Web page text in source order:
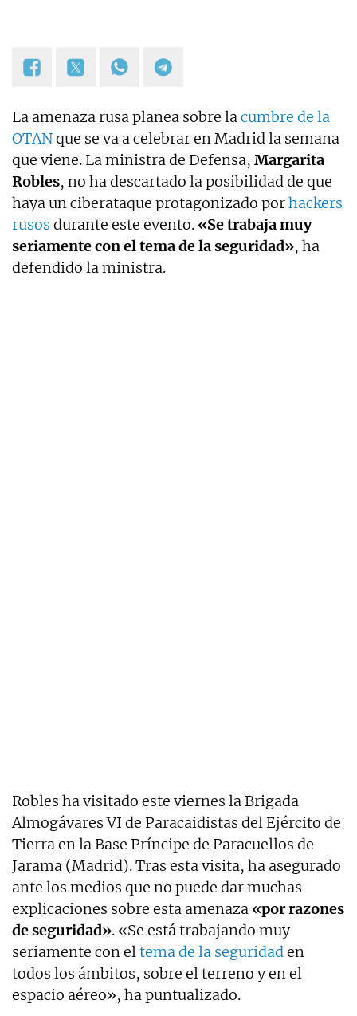
La amenaza rusa planea sobre lacumbre de la
OTANque se va a celebrar en Madrid la semana
que viene. La ministra de Defensa, Margarita
Robles, no ha descartado la posibilidad de que
haya un ciberataque protagonizado porhackers
rusos durante este evento. «Se trabaja muy
seriamente con el tema de la seguridad», ha
defendido la ministra.
Robles ha visitado este viernes la Brigada
Almogávares VI de Paracaidistas del Ejército de
Tierra en la Base Príncipe de Paracuellos de
Jarama (Madrid). Tras esta visita, ha asegurado
ante los medios que no puede dar muchas
explicaciones sobre esta amenaza «por razones
de seguridad». «Se está trabajando muy
seriamente con eltema de la seguridaden
todos los ámbitos, sobre el terreno y en el
espacio aéreo», ha puntualizado.